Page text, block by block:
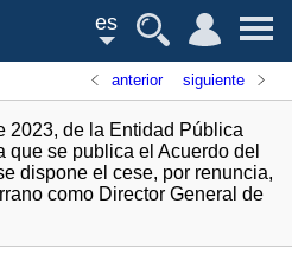
es
anterior siguiente
2023, de la Entidad Pública
que se publica el Acuerdo del
dispone el cese, por renuncia,
como Director General de